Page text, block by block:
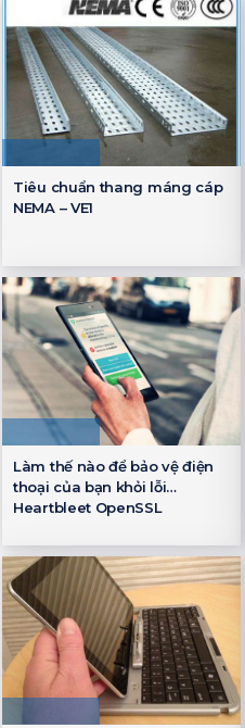
Tiêu chuẩn thang máng cáp
NEMA – VE1
Làm thế nào để bảo vệ điện
thoại của bạn khỏi lỗi
Heartbleet OpenSSL